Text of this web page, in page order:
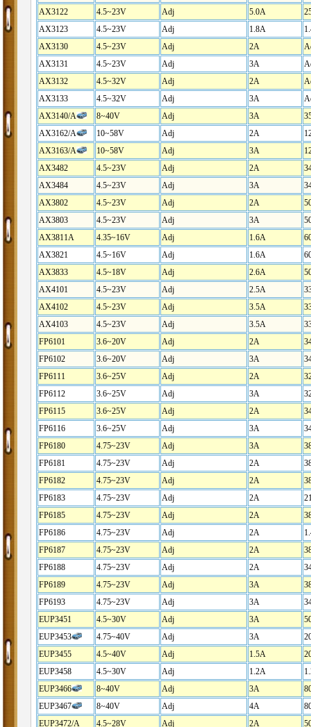
AX3122
4.5~23V Adj 5.0A
AX3123
4.5~23V Adj 1.8A
AX3130
4.5~23V Adj 2A
AX3131
4.5~23V Adj 3A
AX3132
4.5~32V Adj 2A
AX3133
4.5~32V Adj 3A
AX3140/A
8~40V Adj 3A
AX3162/A
10~58V Adj 2A
AX3163/A
10~58V Adj 3A
AX3482
4.5~23V Adj 2A
AX3484
4.5~23V Adj 3A
AX3802
4.5~23V Adj 2A
AX3803
4.5~23V Adj 3A
AX3811A
4.35~16V Adj 1.6A
AX3821
4.5~16V Adj 1.6A
AX3833
4.5~18V Adj 2.6A
AX4101
4.5~23V Adj 2.5A
AX4102
4.5~23V Adj 3.5A
AX4103
4.5~23V Adj 3.5A
FP6101
3.6~20V Adj 2A
FP6102
3.6~20V Adj 3A
FP6111
3.6~25V Adj 2A
FP6112
3.6~25V Adj 3A
FP6115
3.6~25V Adj 2A
FP6116
3.6~25V Adj 3A
FP6180
4.75~23V Adj 3A
FP6181
4.75~23V Adj 2A
FP6182
4.75~23V Adj 2A
FP6183
4.75~23V Adj 2A
FP6185
4.75~23V Adj 2A
FP6186
4.75~23V Adj 2A
FP6187
4.75~23V Adj 2A
FP6188
4.75~23V Adj 2A
FP6189
4.75~23V Adj 3A
FP6193
4.75~23V Adj 3A
EUP3451
4.5~30V Adj 3A
EUP3453
4.75~40V Adj 3A
EUP3455
4.5~40V Adj 1.5A
EUP3458
4.5~30V Adj 1.2A
EUP3466
8~40V Adj 3A
EUP3467
8~40V Adj 4A
EUP3472/A
4.5~28V Adj 2A